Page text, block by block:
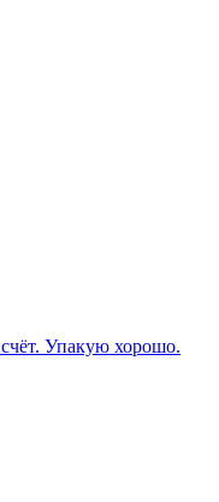
Упакую хорошо.